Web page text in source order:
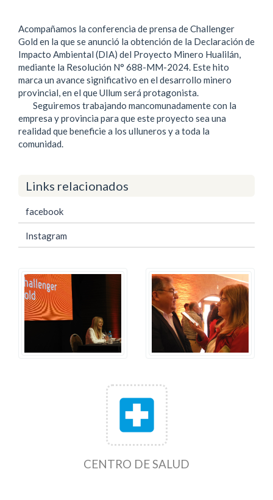
Acompañamos la conferencia de prensa de Challenger
Gold en la que se anunció la obtención de la Declaración de
Impacto Ambiental (DIA) del Proyecto Minero Hualilán,
mediante la Resolución N° 688-MM-2024. Este hito
marca un avance significativo en el desarrollo minero
provincial, en el que Ullum será protagonista.
Seguiremos trabajando mancomunadamente con la
empresa y provincia para que este proyecto sea una
realidad que beneficie a los ulluneros y a toda la
comunidad.
Links relacionados
facebook
Instagram
local_hospital
CENTRO DE SALUD